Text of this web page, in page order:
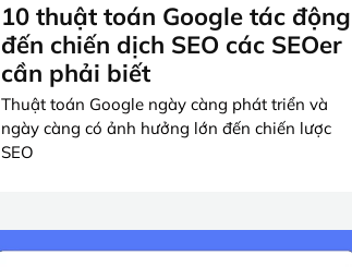
10 thuật toán Google tác động
đến chiến dịch SEO các SEOer
cần phải biết
Thuật toán Google ngày càng phát triển và
ngày càng có ảnh hưởng lớn đến chiến lược
SEO